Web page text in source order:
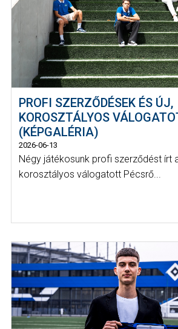
PROFI SZERZŐDÉSEK ÉS ÚJ,
KOROSZTÁLYOS
(KÉPGALÉRIA)
2026-06-13
Négy játékosunk profi szerződést írt
korosztályos válogatott Pécsrő...